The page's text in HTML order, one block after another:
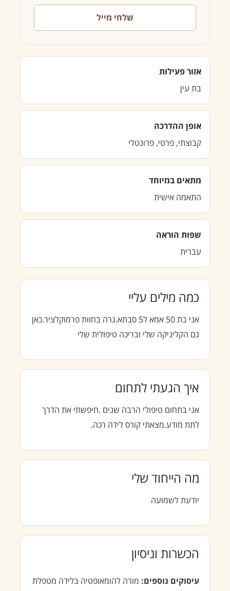
שלחי מייל
אזור פעילות
בת עין
אופן ההדרכה
קבוצתי, פרטי, פרונטלי
מתאים במיוחד
התאמה אישית
שפות הוראה
עברית
כמה מילים עליי
אני בת 50 אמא ל5 סבתא.גרה בחוות פרמוקלציר.כאן
גם הקליניקה שלי ובריכה טיפולית שלי
איך הגעתי לתחום
אני בתחום טיפולי הרבה שנים .חיפשתי את הדרך
לתת מודע.מצאתי קורס לידה רכה.
מה הייחוד שלי
יודעת לשמועה
הכשרות וניסיון
עיסוקים נוספים: מורה להומאופטיה בלידה מטפלת